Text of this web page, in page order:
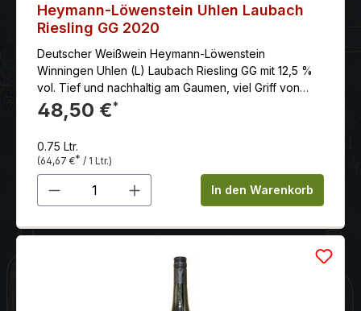
Heymann-Löwenstein Uhlen Laubach
Riesling GG 2020
Deutscher Weißwein Heymann-Löwenstein
Winningen Uhlen (L) Laubach Riesling GG mit 12,5 %
vol. Tief und nachhaltig am Gaumen, viel Griff von
mürben, reifen Gerbstoffen, süßlicher Schmelz,
gezügelte Kraft, noch jung, langer, saftiger und
deutlich rotfruchtigen, vor allem an Cranberries
erinnernden Noten.
48,50 €*
0.75 Ltr.
(64,67 €* / 1 Ltr.)
Produkt Anzahl: Gib denIn den Warenkorb